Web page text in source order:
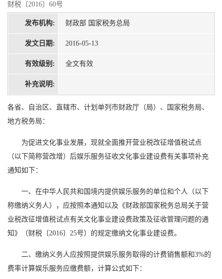
财税〔2016〕60号
发布机构: 财政部 国家税务总局
发文日期: 2016-05-13
有效级别: 全文有效
补充说明:
各省、自治区、直辖市、计划单列市财政厅（局）、国家税务局、
地方税务局：
为促进文化事业发展，现就全面推开营业税改征增值税试点
（以下简称营改增）后娱乐服务征收文化事业建设费有关事项补充
通知如下：
一、在中华人民共和国境内提供娱乐服务的单位和个人（以下
称缴纳义务人），应按照本通知以及《财政部国家税务总局关于营
业税改征增值税试点有关文化事业建设费政策及征收管理问题的通
知》（财税〔2016〕25号）的规定缴纳文化事业建设费。
二、缴纳义务人应按照提供娱乐服务取得的计费销售额和3%的
费率计算娱乐服务应缴费额，计算公式如下：